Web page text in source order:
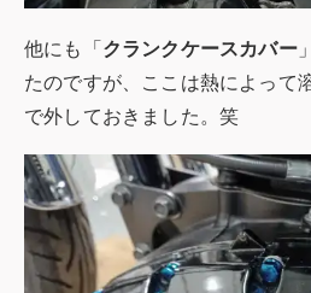
他にも「 クランクケースカバー
たのですが、ここは熱によって
で外しておきました。笑